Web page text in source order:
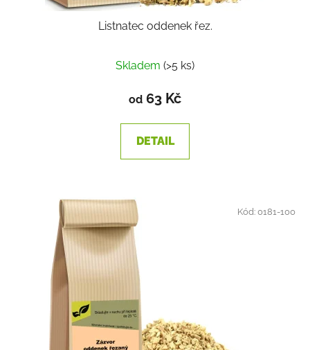
Listnatec oddenek řez.
Skladem (>5 ks)
od 63 Kč
DETAIL
Kód:0181-100